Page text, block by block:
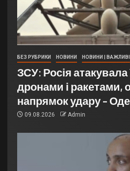
БЕЗ РУБРИКИ НОВИНИ НОВИНИ | ВАЖЛИВІ
ЗСУ: Росія атакувала
дронами і ракетами,
напрямок удару –
09.08.2026 Admin